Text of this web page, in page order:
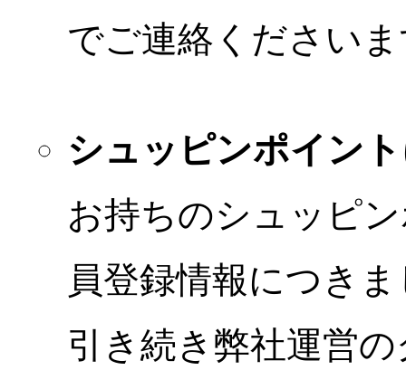
でご連絡ください
シュッピンポイン
お持ちのシュッピ
員登録情報につき
引き続き弊社運営